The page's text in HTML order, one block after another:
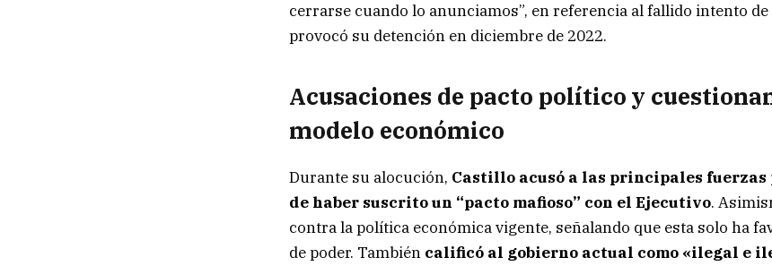
cerrarse cuando lo anunciamos”, en referencia al fallido intento de
provocó su detención en diciembre de 2022.
Acusaciones de pacto político y
modelo económico
Durante su alocución, Castillo acusó a las principales
de haber suscrito un “pacto mafioso” con el Ejecutivo.
contra la política económica vigente, señalando que esta solo ha
de poder. También calificó al gobierno actual como «ilegal e